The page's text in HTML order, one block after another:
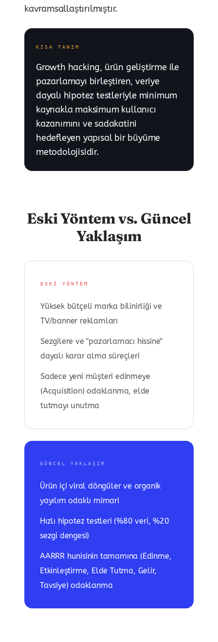
kavramsallaştırılmıştır.
KISA TANIM
Growth hacking, ürün geliştirme ile
pazarlamayı birleştiren, veriye
dayalı hipotez testleriyle minimum
kaynakla maksimum kullanıcı
kazanımını ve sadakatini
hedefleyen yapısal bir büyüme
metodolojisidir.
Eski Yöntem vs. Güncel
Yaklaşım
ESKI YÖNTEM
Yüksek bütçeli marka bilinirliği ve
TV/banner reklamları
Sezgilere ve "pazarlamacı hissine"
dayalı karar alma süreçleri
Sadece yeni müşteri edinmeye
(Acquisition) odaklanma, elde
tutmayı unutma
GÜNCEL YAKLAŞIM
Ürün içi viral döngüler ve organik
yayılım odaklı mimari
Hızlı hipotez testleri (%80 veri, %20
sezgi dengesi)
AARRR hunisinin tamamına (Edinme,
Etkinleştirme, Elde Tutma, Gelir,
Tavsiye) odaklanma